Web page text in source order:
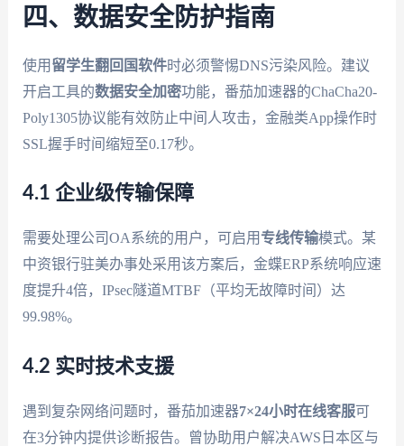
四、数据安全防护指南
使用 留学生翻回国软件时必须警惕DNS污染风险。建议
开启工具的数据安全加密功能，番茄加速器的ChaCha20-
Poly1305协议能有效防止中间人攻击，金融类App操作时
SSL握手时间缩短至0.17秒。
4.1 企业级传输保障
需要处理公司OA系统的用户，可启用 专线传输模式。某
中资银行驻美办事处采用该方案后，金蝶ERP系统响应速
度提升4倍，IPsec隧道MTBF（平均无故障时间）达
99.98%。
4.2 实时技术支援
遇到复杂网络问题时，番茄加速器7×24小时在线客服可
在3分钟内提供诊断报告。曾协助用户解决AWS日本区与